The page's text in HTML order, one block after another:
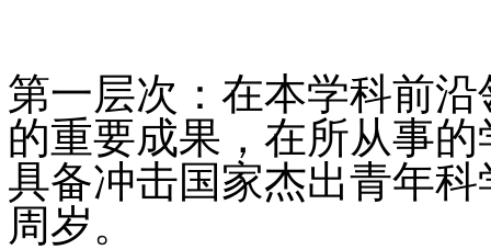
第一层次：在本学科前
的重要成果，在所从事
具备冲击国家杰出青年
周岁。